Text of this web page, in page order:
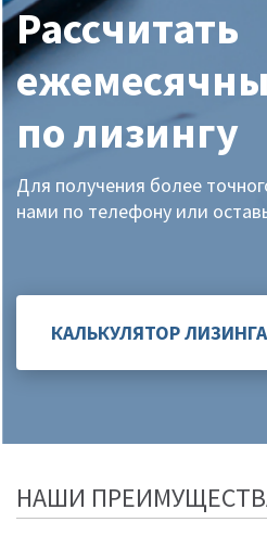
Рассчитать
по лизингу
Для получения более
нами по телефону или
КАЛЬКУЛЯТОР ЛИЗИНГА
НАШИ